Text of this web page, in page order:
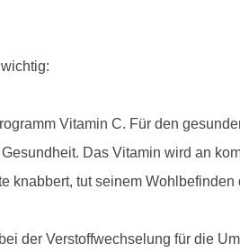
Vitamin C. Für den
Das Vitamin wird an
knabbert, tut seinem Wohlbefinden
der Verstoffwechselung für die